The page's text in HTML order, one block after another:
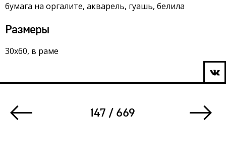
бумага на оргалите, акварель, гуашь, белила
Размеры
30х60, в раме
147 / 669